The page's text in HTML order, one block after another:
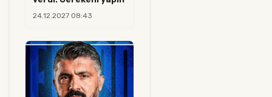
24.12.2027 08:43